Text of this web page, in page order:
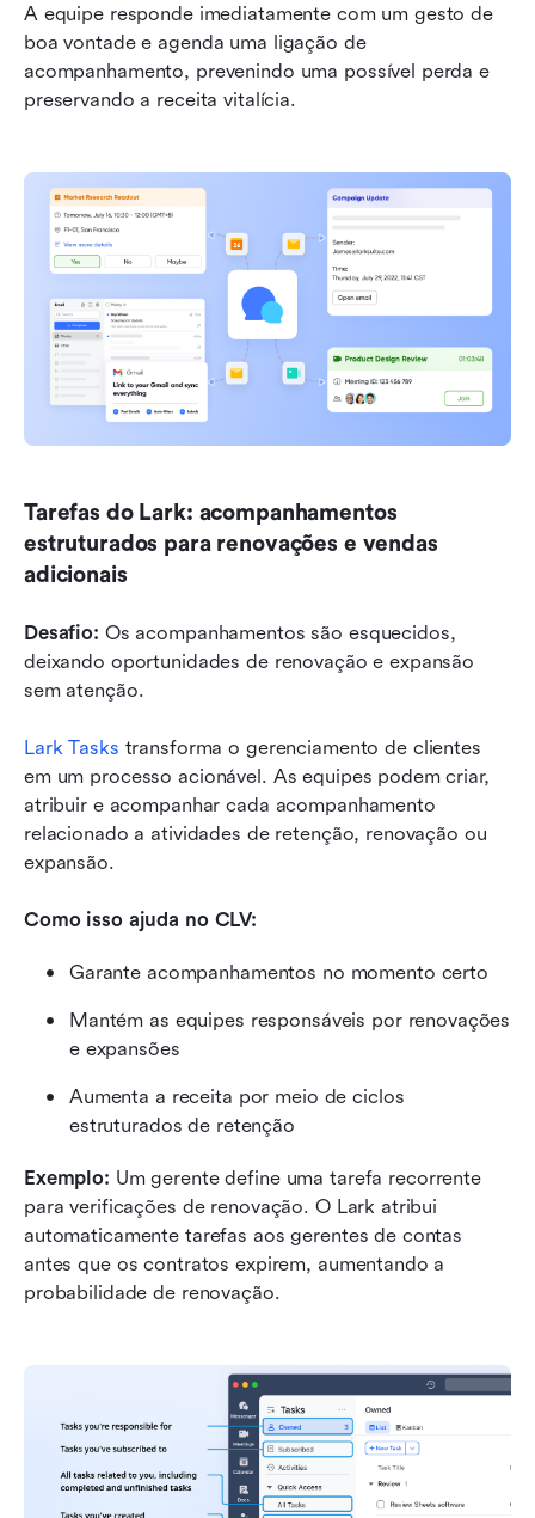
A equipe responde imediatamente com um gesto de
boa vontade e agenda uma ligação de
acompanhamento, prevenindo uma possível perda e
preservando a receita vitalícia.
Tarefas do Lark: acompanhamentos
estruturados para renovações e vendas
adicionais
Desafio: Os acompanhamentos são esquecidos,
deixando oportunidades de renovação e expansão
sem atenção.
Lark Tasks transforma o gerenciamento de clientes
em um processo acionável. As equipes podem criar,
atribuir e acompanhar cada acompanhamento
relacionado a atividades de retenção, renovação ou
expansão.
Como isso ajuda no CLV:
Garante acompanhamentos no momento certo
Mantém as equipes responsáveis por renovações
e expansões
Aumenta a receita por meio de ciclos
estruturados de retenção
Exemplo: Um gerente define uma tarefa recorrente
para verificações de renovação. O Lark atribui
automaticamente tarefas aos gerentes de contas
antes que os contratos expirem, aumentando a
probabilidade de renovação.